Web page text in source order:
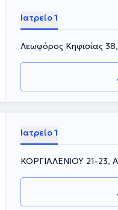
Ιατρείο 1
Λεωφόρος Κηφισίας
Ιατρείο 1
ΚΟΡΓΙΑΛΕΝΙΟΥ 21-23,